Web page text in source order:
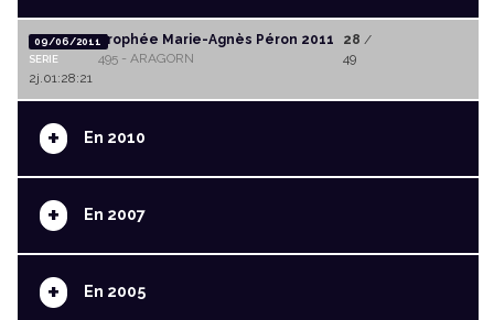
09/06/2011
SERIE
Trophée Marie-Agnès Péron 2011
495 - ARAGORN
28 /
49
2j.01:28:21
+ En 2010
+ En 2007
+ En 2005